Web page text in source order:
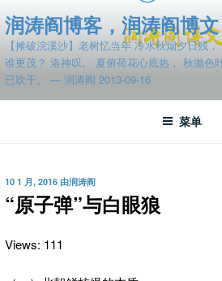
至
容
润涛阎博客，润涛阎博文
【摊破浣溪沙】老树忆当年 冷水秋烟夕日残
谁更茂？ 洛神叹。 夏俯荷花心底热， 秋抛色
已吹干。 — 润涛阎 2013-09-16
菜单
发
布
10 1 月, 2016 由润涛阎
“原子弹”与白眼狼
Views: 111